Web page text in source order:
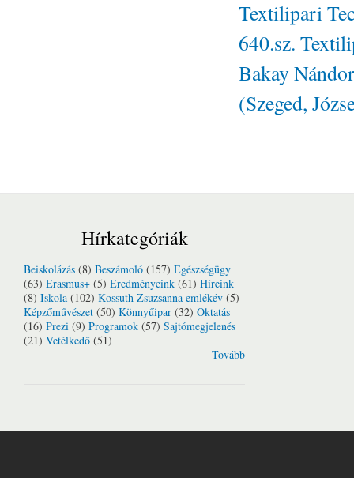
Textilipari
640.sz.
Bakay
(Szeged,
Hírkategóriák
Beiskolázás (8) Beszámoló (157) Egészségügy
(63) Erasmus+ (5) Eredményeink (61) Híreink
(8) Iskola (102) Kossuth Zsuzsanna emlékév (5)
Képzőművészet (50) Könnyűipar (32) Oktatás
(16) Prezi (9) Programok (57) Sajtómegjelenés
(21) Vetélkedő (51)
Tovább